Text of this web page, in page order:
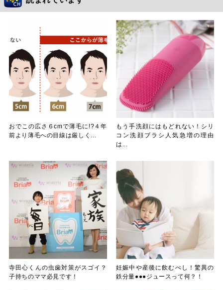
おでこの広さ６cmで薄毛に!?４年
前より薄毛への目線は厳しく...
もう手洗顔にはもどれない！シリ
コン洗顔ブラシ人気急増の理由
は...
寺田心くんの虫歯対策がスゴイ？
子持ちのママ必見です！
妊娠中や産後に飲むべし！驚異の
鉄分量●●●ジュースって何？！